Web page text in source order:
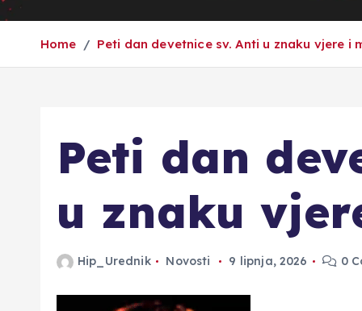
Home Peti dan devetnice sv. Anti u znaku vjere i
Peti dan
u znaku
Hip_Urednik Novosti 9 lipnja, 2026 0